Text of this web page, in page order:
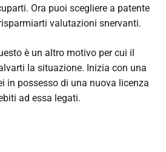
Ora puoi scegliere a patente
valutazioni snervanti.
è un altro motivo per cui il
la situazione. Inizia con una
in possesso di una nuova licenza
ad essa legati.